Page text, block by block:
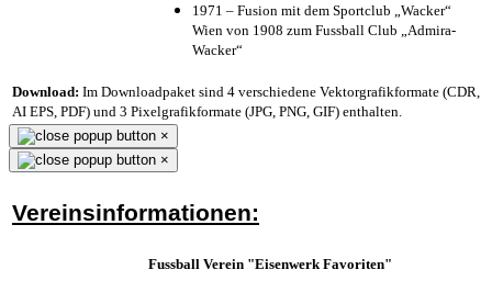
1971 – Fusion mit dem Sportclub „Wacker“
Wien von 1908 zum Fussball Club „Admira-
Wacker“
Download: Im Downloadpaket sind 4 verschiedene Vektorgrafikformate (CDR,
AI EPS, PDF) und 3 Pixelgrafikformate (JPG, PNG, GIF) enthalten.
×
×
Vereinsinformationen:
Fussball Verein "Eisenwerk Favoriten"